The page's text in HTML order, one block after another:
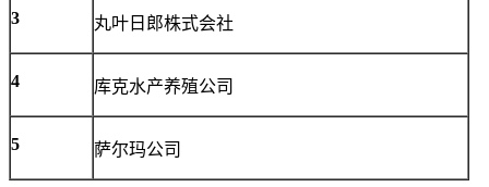
3 丸叶日郎株式会社
4 库克水产养殖公司
5 萨尔玛公司